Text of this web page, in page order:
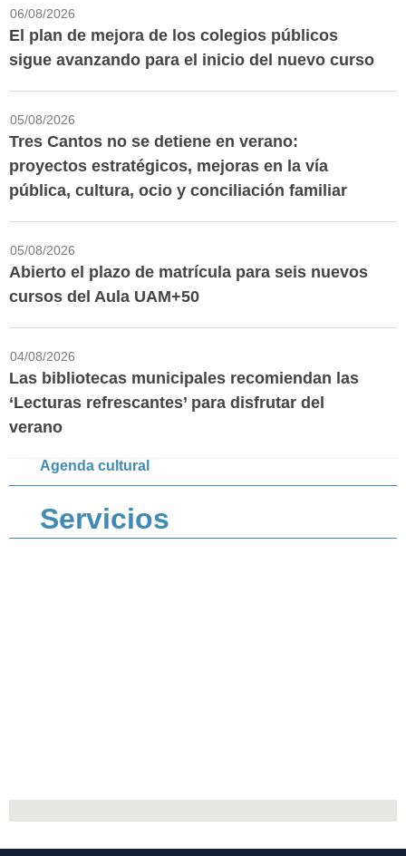
06/08/2026
El plan de mejora de los colegios públicos
sigue avanzando para el inicio del nuevo curso
05/08/2026
Tres Cantos no se detiene en verano:
proyectos estratégicos, mejoras en la vía
pública, cultura, ocio y conciliación familiar
05/08/2026
Abierto el plazo de matrícula para seis nuevos
cursos del Aula UAM+50
04/08/2026
Las bibliotecas municipales recomiendan las
‘Lecturas refrescantes’ para disfrutar del
verano
Agenda cultural
Servicios